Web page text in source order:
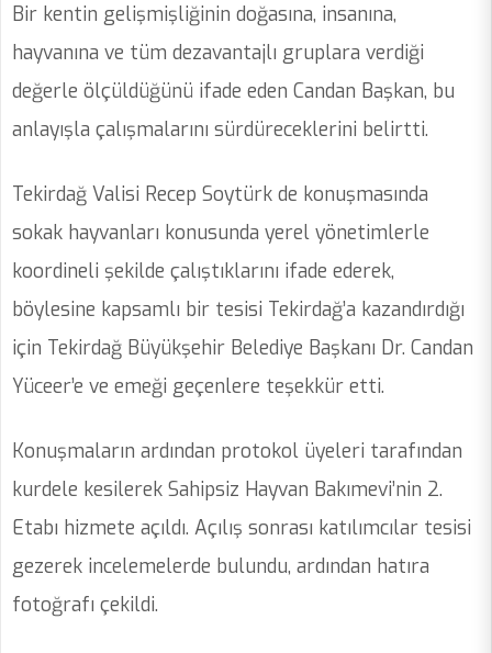
Bir kentin gelişmişliğinin doğasına, insanına,
hayvanına ve tüm dezavantajlı gruplara verdiği
değerle ölçüldüğünü ifade eden Candan Başkan, bu
anlayışla çalışmalarını sürdüreceklerini belirtti.
Tekirdağ Valisi Recep Soytürk de konuşmasında
sokak hayvanları konusunda yerel yönetimlerle
koordineli şekilde çalıştıklarını ifade ederek,
böylesine kapsamlı bir tesisi Tekirdağ’a kazandırdığı
için Tekirdağ Büyükşehir Belediye Başkanı Dr. Candan
Yüceer’e ve emeği geçenlere teşekkür etti.
Konuşmaların ardından protokol üyeleri tarafından
kurdele kesilerek Sahipsiz Hayvan Bakımevi’nin 2.
Etabı hizmete açıldı. Açılış sonrası katılımcılar tesisi
gezerek incelemelerde bulundu, ardından hatıra
fotoğrafı çekildi.